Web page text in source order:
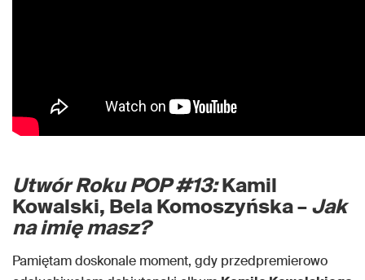
Utwór Roku POP #13:Kamil
Kowalski, Bela Komoszyńska –Jak
na imię masz?
Pamiętam doskonale moment, gdy przedpremierowo